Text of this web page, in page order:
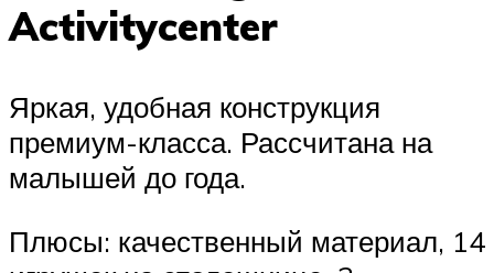
Activitycenter
Яркая, удобная конструкция
премиум-класса. Рассчитана на
малышей до года.
Плюсы: качественный материал, 14